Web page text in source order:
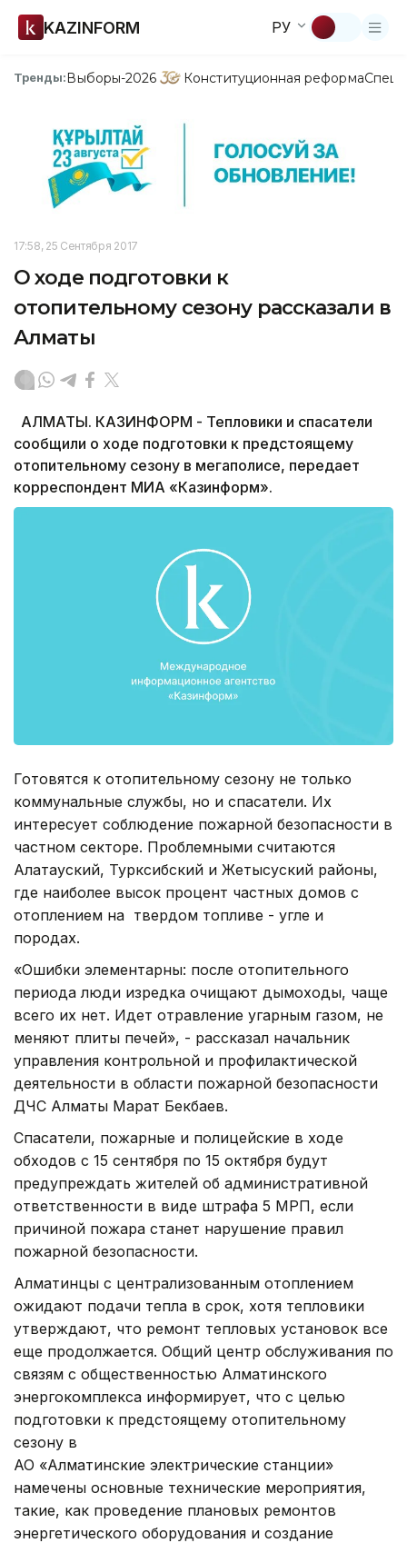
KAZINFORM РУ
Тренды:Выборы-2026 Конституционная реформа
17:58, 25 Сентября 2017
О ходе подготовки к
отопительному сезону рассказали в
Алматы
АЛМАТЫ. КАЗИНФОРМ - Тепловики и спасатели
сообщили о ходе подготовки к предстоящему
отопительному сезону в мегаполисе, передает
корреспондент МИА «Казинформ».
Готовятся к отопительному сезону не только
коммунальные службы, но и спасатели. Их
интересует соблюдение пожарной безопасности в
частном секторе. Проблемными считаются
Алатауский, Турксибский и Жетысуский районы,
где наиболее высок процент частных домов с
отоплением на твердом топливе - угле и
породах.
«Ошибки элементарны: после отопительного
периода люди изредка очищают дымоходы, чаще
всего их нет. Идет отравление угарным газом, не
меняют плиты печей», - рассказал начальник
управления контрольной и профилактической
деятельности в области пожарной безопасности
ДЧС Алматы Марат Бекбаев.
Спасатели, пожарные и полицейские в ходе
обходов с 15 сентября по 15 октября будут
предупреждать жителей об административной
ответственности в виде штрафа 5 МРП, если
причиной пожара станет нарушение правил
пожарной безопасности.
Алматинцы с централизованным отоплением
ожидают подачи тепла в срок, хотя тепловики
утверждают, что ремонт тепловых установок все
еще продолжается. Общий центр обслуживания по
связям с общественностью Алматинского
энергокомплекса информирует, что с целью
подготовки к предстоящему отопительному
сезону в
АО «Алматинские электрические станции»
намечены основные технические мероприятия,
такие, как проведение плановых ремонтов
энергетического оборудования и создание